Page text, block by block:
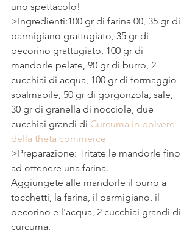
uno spettacolo!
>Ingredienti:100 gr di farina 00, 35 gr di
parmigiano grattugiato, 35 gr di
pecorino grattugiato, 100 gr di
mandorle pelate, 90 gr di burro, 2
cucchiai di acqua, 100 gr di formaggio
spalmabile, 50 gr di gorgonzola, sale,
30 gr di granella di nocciole, due
cucchiai grandi di Curcuma in polvere
della theta commerce
>Preparazione: Tritate le mandorle fino
ad ottenere una farina.
Aggiungete alle mandorle il burro a
tocchetti, la farina, il parmigiano, il
pecorino e l'acqua, 2 cucchiai grandi di
curcuma.